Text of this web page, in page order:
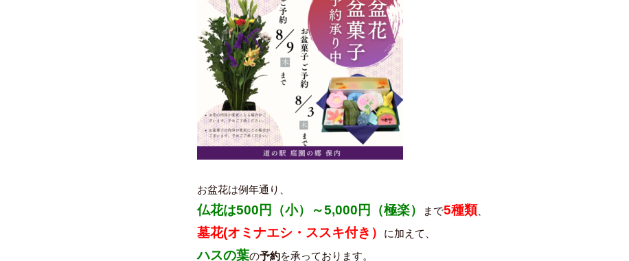
お盆花は例年通り、
仏花は500円（小）～5,000円（極楽） まで5種類
墓花(オミナエシ・ススキ付き） に加えて、
ハスの葉の予約を承っております。